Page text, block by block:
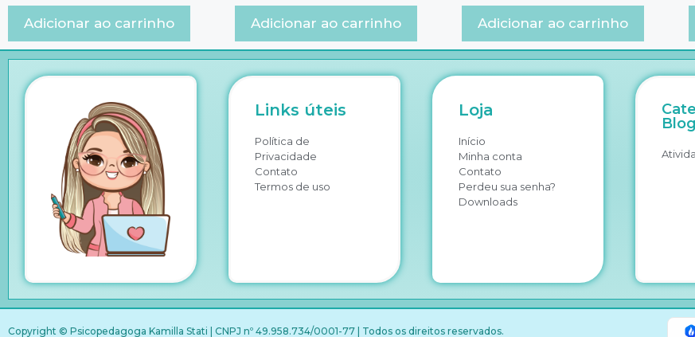
Adicionar ao carrinho Adicionar ao carrinho Adicionar ao carrinho
Links úteis
Política de
Privacidade
Contato
Termos de uso
Loja
Início
Minha conta
Contato
Perdeu sua senha?
Downloads
Blog
Copyright © Psicopedagoga Kamilla Stati | CNPJ nº 49.958.734/0001-77 | Todos os direitos reservados.